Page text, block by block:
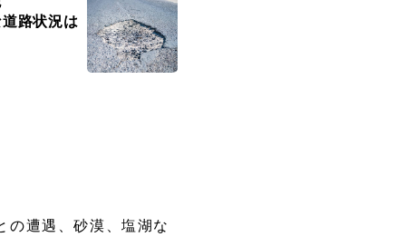
路状況は
の遭遇、砂漠、塩湖な